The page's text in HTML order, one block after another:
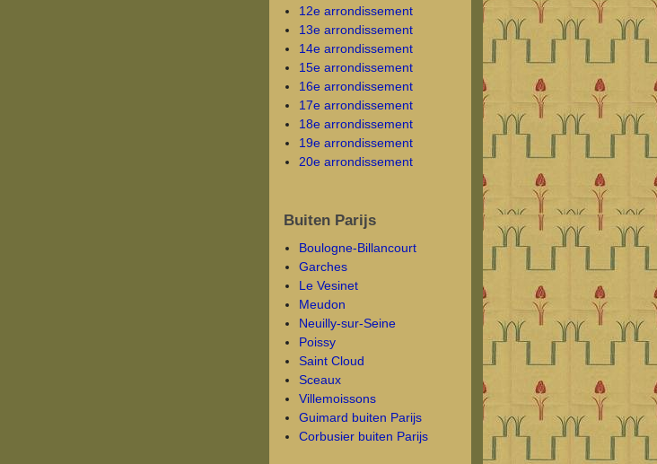
12e arrondissement
13e arrondissement
14e arrondissement
15e arrondissement
16e arrondissement
17e arrondissement
18e arrondissement
19e arrondissement
20e arrondissement
Buiten Parijs
Boulogne-Billancourt
Garches
Le Vesinet
Meudon
Neuilly-sur-Seine
Poissy
Saint Cloud
Sceaux
Villemoissons
Guimard buiten Parijs
Corbusier buiten Parijs